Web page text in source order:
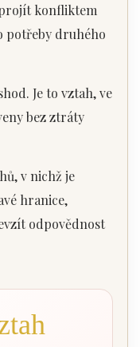
konfliktem
potřeby druhého
Je to vztah, ve
bez ztráty
v nichž je
hranice,
odpovědnost